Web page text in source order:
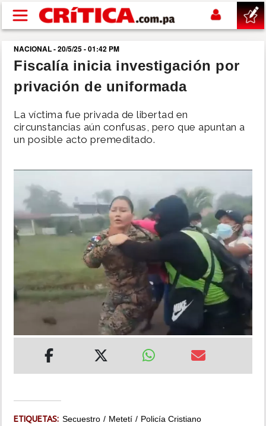
Pasar al contenido principal
buscar
SUCESOS
NACIONAL
SHOW
DEPORTES
INSÓLITAS
MULTIMEDIA
IMPRESO
NACIONAL - 20/5/25 - 01:42 PM
Fiscalía inicia investigación por
privación de uniformada
La víctima fue privada de libertad en
circunstancias aún confusas, pero que apuntan a
un posible acto premeditado.
ETIQUETAS: Secuestro Metetí
Policía Cristiano